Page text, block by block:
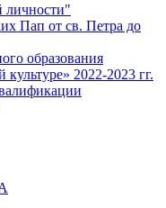
личности"
Пап от св. Петра до
образования
2022-2023 гг.